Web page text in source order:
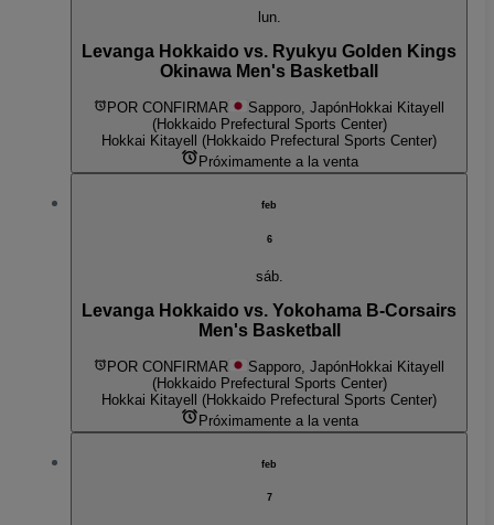
lun.
Levanga Hokkaido vs. Ryukyu Golden Kings
Okinawa Men's Basketball
POR CONFIRMAR Sapporo, JapónHokkai Kitayell
(Hokkaido Prefectural Sports Center)
Hokkai Kitayell (Hokkaido Prefectural Sports Center)
Próximamente a la venta
feb
6
sáb.
Levanga Hokkaido vs. Yokohama B-Corsairs
Men's Basketball
POR CONFIRMAR Sapporo, JapónHokkai Kitayell
(Hokkaido Prefectural Sports Center)
Hokkai Kitayell (Hokkaido Prefectural Sports Center)
Próximamente a la venta
feb
7